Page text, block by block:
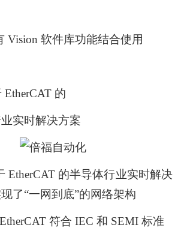
软件库功能结合使用
的
时解决方案
的半导体行业实时解决
了“一网到底”的网络架构
符合 IEC 和 SEMI 标准